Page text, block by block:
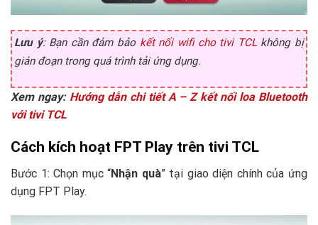
Lưu ý: Bạn cần đảm bảo kết nối wifi cho tivi TCLkhông bị
gián đoạn trong quá trình tải ứng dụng.
Xem ngay: Hướng dẫn chi tiết A – Z kết nối loa Bluetooth
với tivi TCL
Cách kích hoạt FPT Play trên tivi TCL
Bước 1: Chọn mục “Nhận quà” tại giao diện chính của ứng
dụng FPT Play.